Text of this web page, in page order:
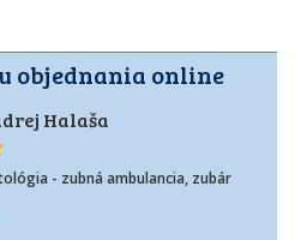
objednania online
Halaša
- zubná ambulancia, zubár